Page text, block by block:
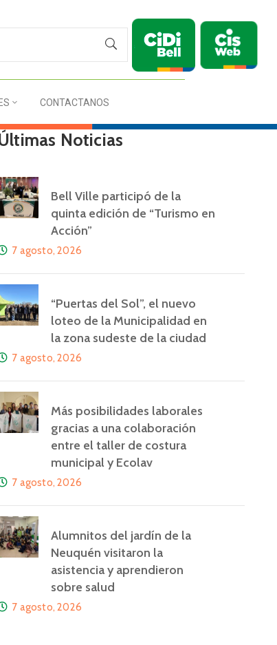
CONTACTANOS
Noticias
Bell Ville participó de la
quinta edición de “Turismo en
Acción”
7 agosto, 2026
“Puertas del Sol”, el nuevo
loteo de la Municipalidad en
la zona sudeste de la ciudad
7 agosto, 2026
Más posibilidades laborales
gracias a una colaboración
entre el taller de costura
municipal y Ecolav
7 agosto, 2026
Alumnitos del jardín de la
Neuquén visitaron la
asistencia y aprendieron
sobre salud
7 agosto, 2026